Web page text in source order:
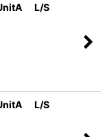
L/S
L/S